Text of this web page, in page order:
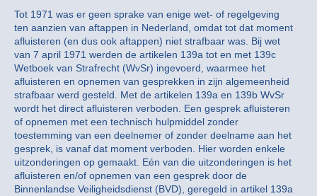
Tot 1971 was er geen sprake van enige wet- of regelgeving
ten aanzien van aftappen in Nederland, omdat tot dat moment
afluisteren (en dus ook aftappen) niet strafbaar was. Bij wet
van 7 april 1971 werden de artikelen 139a tot en met 139c
Wetboek van Strafrecht (WvSr) ingevoerd, waarmee het
afluisteren en opnemen van gesprekken in zijn algemeenheid
strafbaar werd gesteld. Met de artikelen 139a en 139b WvSr
wordt het direct afluisteren verboden. Een gesprek afluisteren
of opnemen met een technisch hulpmiddel zonder
toestemming van een deelnemer of zonder deelname aan het
gesprek, is vanaf dat moment verboden. Hier worden enkele
uitzonderingen op gemaakt. Eén van die uitzonderingen is het
afluisteren en/of opnemen van een gesprek door de
Binnenlandse Veiligheidsdienst (BVD), geregeld in artikel 139a